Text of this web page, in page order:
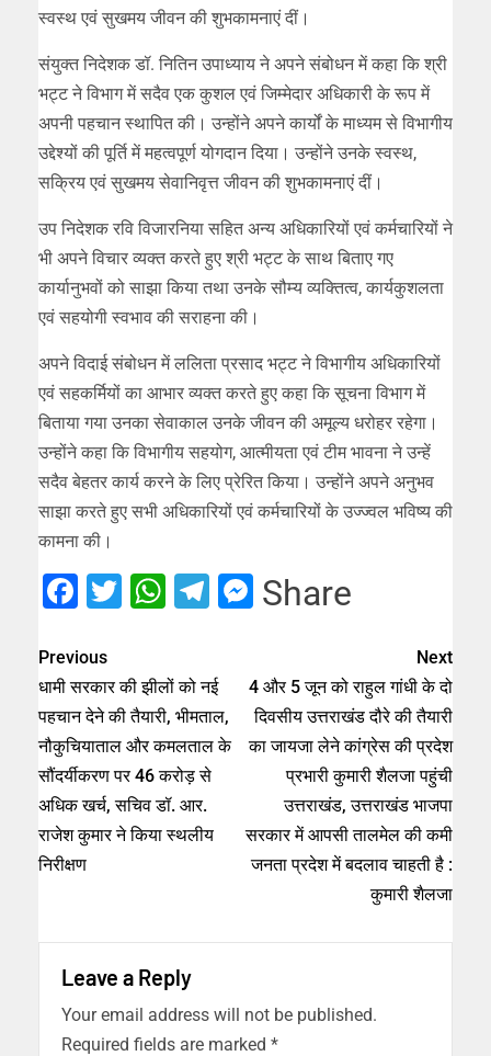
स्वस्थ एवं सुखमय जीवन की शुभकामनाएं दीं।
संयुक्त निदेशक डॉ. नितिन उपाध्याय ने अपने संबोधन में कहा कि श्री
भट्ट ने विभाग में सदैव एक कुशल एवं जिम्मेदार अधिकारी के रूप में
अपनी पहचान स्थापित की। उन्होंने अपने कार्यों के माध्यम से विभागीय
उद्देश्यों की पूर्ति में महत्वपूर्ण योगदान दिया। उन्होंने उनके स्वस्थ,
सक्रिय एवं सुखमय सेवानिवृत्त जीवन की शुभकामनाएं दीं।
उप निदेशक रवि विजारनिया सहित अन्य अधिकारियों एवं कर्मचारियों ने
भी अपने विचार व्यक्त करते हुए श्री भट्ट के साथ बिताए गए
कार्यानुभवों को साझा किया तथा उनके सौम्य व्यक्तित्व, कार्यकुशलता
एवं सहयोगी स्वभाव की सराहना की।
अपने विदाई संबोधन में ललिता प्रसाद भट्ट ने विभागीय अधिकारियों
एवं सहकर्मियों का आभार व्यक्त करते हुए कहा कि सूचना विभाग में
बिताया गया उनका सेवाकाल उनके जीवन की अमूल्य धरोहर रहेगा।
उन्होंने कहा कि विभागीय सहयोग, आत्मीयता एवं टीम भावना ने उन्हें
सदैव बेहतर कार्य करने के लिए प्रेरित किया। उन्होंने अपने अनुभव
साझा करते हुए सभी अधिकारियों एवं कर्मचारियों के उज्ज्वल भविष्य की
कामना की।
Facebook
Twitter
WhatsApp
Telegram
Messenger
Share
Previous
धामी सरकार की झीलों को नई
पहचान देने की तैयारी, भीमताल,
नौकुचियाताल और कमलताल के
सौंदर्यीकरण पर 46 करोड़ से
अधिक खर्च, सचिव डॉ. आर.
राजेश कुमार ने किया स्थलीय
निरीक्षण
Next
4 और 5 जून को राहुल गांधी के दो
दिवसीय उत्तराखंड दौरे की तैयारी
का जायजा लेने कांग्रेस की प्रदेश
प्रभारी कुमारी शैलजा पहुंची
उत्तराखंड, उत्तराखंड भाजपा
सरकार में आपसी तालमेल की कमी
जनता प्रदेश में बदलाव चाहती है :
कुमारी शैलजा
Leave a Reply
Your email address will not be published.
Required fields are marked *